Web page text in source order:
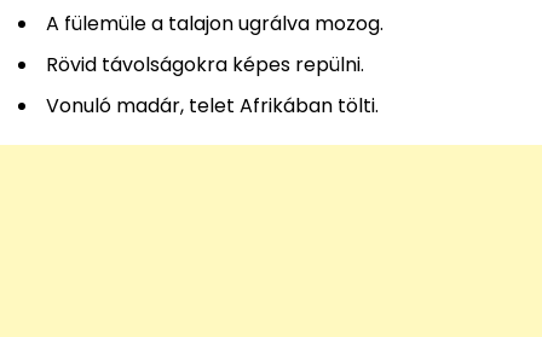
A fülemüle a talajon ugrálva mozog.
Rövid távolságokra képes repülni.
Vonuló madár, telet Afrikában tölti.